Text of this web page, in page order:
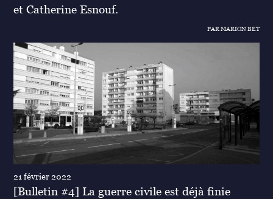
et Catherine Esnouf.
PAR MARION BET
21 février 2022
[Bulletin #4] La guerre civile est déjà finie